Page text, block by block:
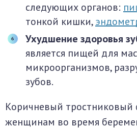
следующих органов:
тонкой кишки,
Ухудшение здоровья
является пищей для
микроорганизмов,
зубов.
Коричневый тростниковый
женщинам во время